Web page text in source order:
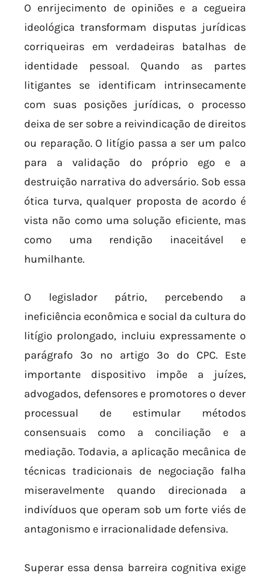
O enrijecimento de opiniões e a cegueira
ideológica transformam disputas jurídicas
corriqueiras em verdadeiras batalhas de
identidade pessoal. Quando as partes
litigantes se identificam intrinsecamente
com suas posições jurídicas, o processo
deixa de ser sobre a reivindicação de direitos
ou reparação. O litígio passa a ser um palco
para a validação do próprio ego e a
destruição narrativa do adversário. Sob essa
ótica turva, qualquer proposta de acordo é
vista não como uma solução eficiente, mas
como uma rendição inaceitável e
humilhante.
O legislador pátrio, percebendo a
ineficiência econômica e social da cultura do
litígio prolongado, incluiu expressamente o
parágrafo 3º no artigo 3º do CPC. Este
importante dispositivo impõe a juízes,
advogados, defensores e promotores o dever
processual de estimular métodos
consensuais como a conciliação e a
mediação. Todavia, a aplicação mecânica de
técnicas tradicionais de negociação falha
miseravelmente quando direcionada a
indivíduos que operam sob um forte viés de
antagonismo e irracionalidade defensiva.
Superar essa densa barreira cognitiva exige